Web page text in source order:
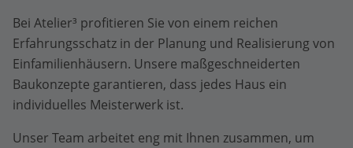
Bei Atelier³ profitieren Sie von einem reichen
Erfahrungsschatz in der Planung und Realisierung von
Einfamilienhäusern. Unsere maßgeschneiderten
Baukonzepte garantieren, dass jedes Haus ein
individuelles Meisterwerk ist.
Unser Team arbeitet eng mit Ihnen zusammen, um